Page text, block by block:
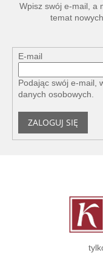
Wpisz swój e-mail, a
temat
E-mail
Podając swój e-mail,
danych osobowych
ZALOGUJ SIĘ